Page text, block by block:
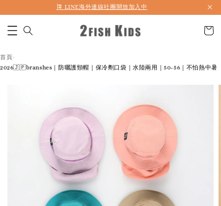
首購折50 ｜ 滿1,500 免運 ｜ 滿2,900 折140 ｜ 3%購物金
首頁›
2026🇯🇵branshes｜防曬護頸帽｜保冷劑口袋｜水陸兩用｜50-56｜不怕熱中暑